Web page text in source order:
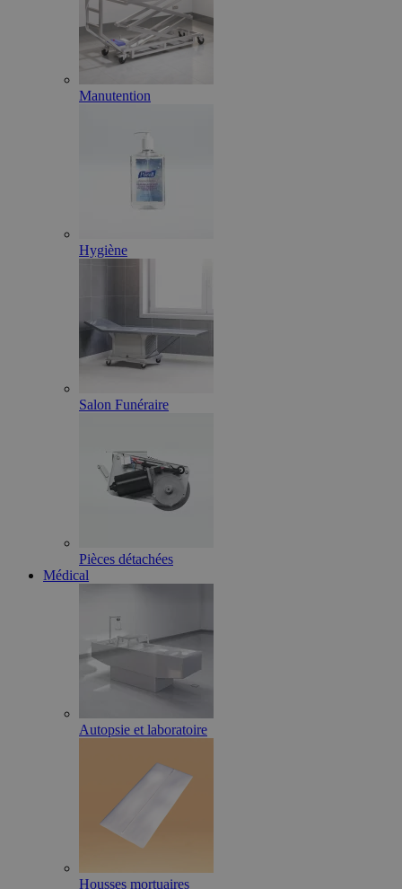
Manutention
Hygiène
Salon Funéraire
Pièces détachées
Médical
Autopsie et laboratoire
Housses mortuaires